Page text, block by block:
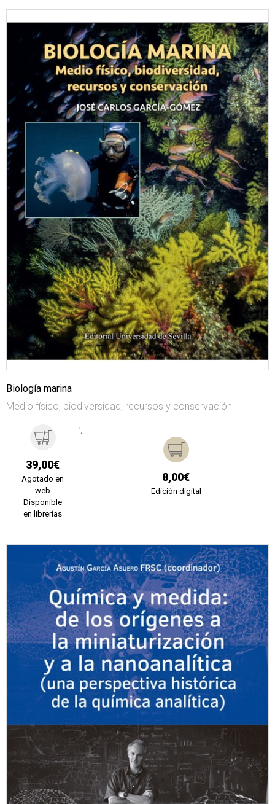
Biología marina
Medio físico, biodiversidad, recursos y conservación
39,00€
Agotado en
web
Disponible
en librerías
';
8,00€
Edición digital